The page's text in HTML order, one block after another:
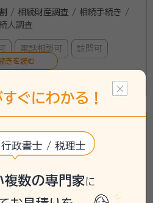
/ 相続財産調査 / 相続手続き /
人調査
電話相談可 訪問可
庁32年間在籍 情報処理システム監査技
号取得 独立後、某研究所にてシステム
ハインツ大学院東京出張講座(慶應
修了) CISO Certification Program
談可。親切・誠実な対応。「相
の詳細を見る
5分 個室での面談が可能で
所
ぐにわかる！
政書士 / 税理士
複数の専門家に